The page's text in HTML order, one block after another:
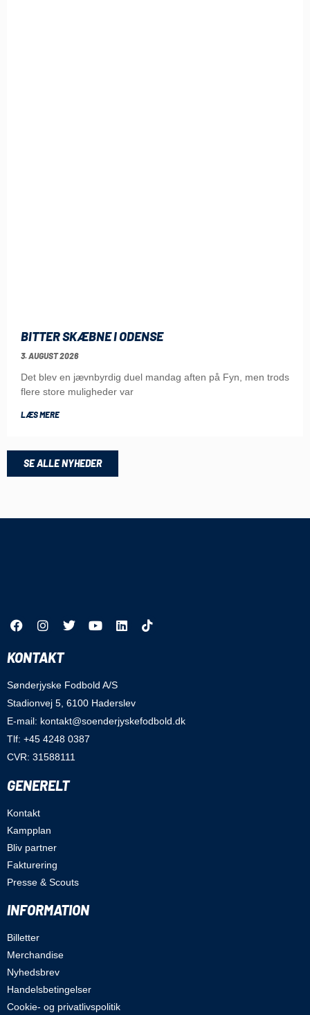
BITTER SKÆBNE I ODENSE
3. AUGUST 2026
Det blev en jævnbyrdig duel mandag aften på Fyn, men trods
flere store muligheder var
LÆS MERE
SE ALLE NYHEDER
KONTAKT
Sønderjyske Fodbold A/S
Stadionvej 5, 6100 Haderslev
E-mail: kontakt@soenderjyskefodbold.dk
Tlf: +45 4248 0387
CVR: 31588111
GENERELT
Kontakt
Kampplan
Bliv partner
Fakturering
Presse & Scouts
INFORMATION
Billetter
Merchandise
Nyhedsbrev
Handelsbetingelser
Cookie- og privatlivspolitik